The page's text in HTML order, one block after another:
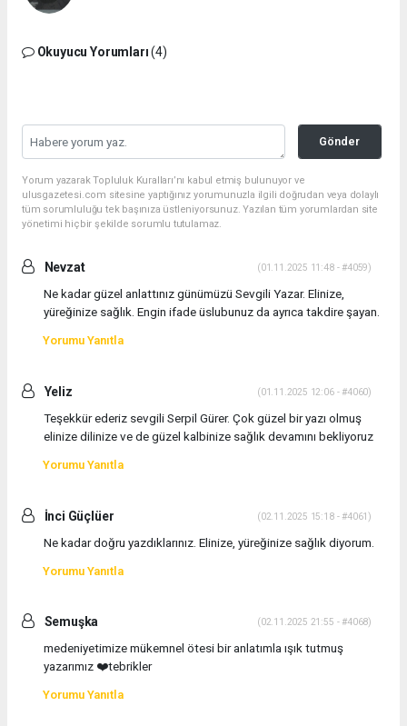
Okuyucu Yorumları(4)
Gönder
Yorum yazarak Topluluk Kuralları’nı kabul etmiş bulunuyor ve
ulusgazetesi.com sitesine yaptığınız yorumunuzla ilgili doğrudan veya dolaylı
tüm sorumluluğu tek başınıza üstleniyorsunuz. Yazılan tüm yorumlardan site
yönetimi hiçbir şekilde sorumlu tutulamaz.
Nevzat (01.11.2025 11:48 - #4059)
Ne kadar güzel anlattınız günümüzü Sevgili Yazar. Elinize,
yüreğinize sağlık. Engin ifade üslubunuz da ayrıca takdire şayan.
Yorumu Yanıtla
Yeliz (01.11.2025 12:06 - #4060)
Teşekkür ederiz sevgili Serpil Gürer. Çok güzel bir yazı olmuş
elinize dilinize ve de güzel kalbinize sağlık devamını bekliyoruz
Yorumu Yanıtla
İnci Güçlüer (02.11.2025 15:18 - #4061)
Ne kadar doğru yazdıklarınız. Elinize, yüreğinize sağlık diyorum.
Yorumu Yanıtla
Semuşka (02.11.2025 21:55 - #4068)
medeniyetimize mükemnel ötesi bir anlatımla ışık tutmuş
yazarımız ❤️tebrikler
Yorumu Yanıtla